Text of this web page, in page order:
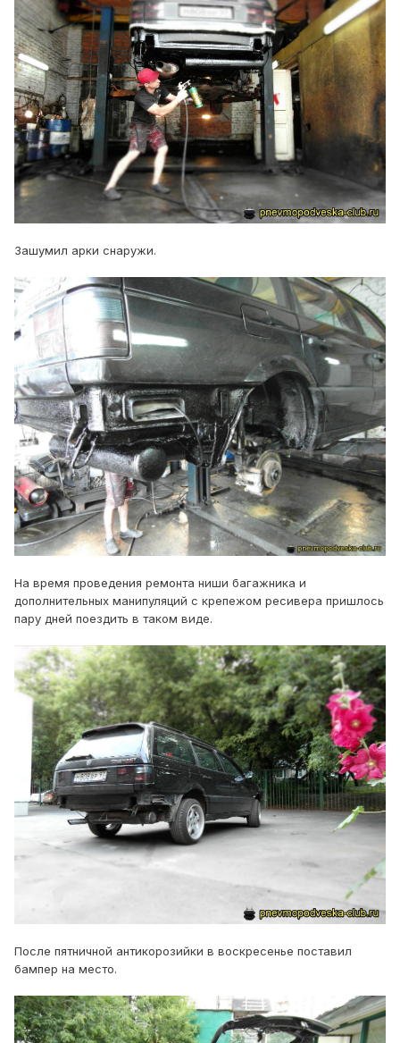
Зашумил арки снаружи.
На время проведения ремонта ниши багажника и
дополнительных манипуляций с крепежом ресивера пришлось
пару дней поездить в таком виде.
После пятничной антикорозийки в воскресенье поставил
бампер на место.